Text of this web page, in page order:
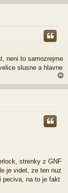
h
neni to samozrejme
slusne a hlavne
a
h
strenky z GNF
je videt, ze ten nuz
peciva, na to je fakt